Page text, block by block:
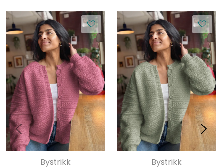
Bystrikk Bystrikk